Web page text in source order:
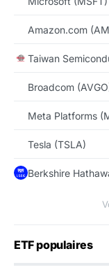
Amazon.com
Taiwan
Broadcom
Meta Platforms
Tesla (TSLA)
Berkshire
ETF populaires